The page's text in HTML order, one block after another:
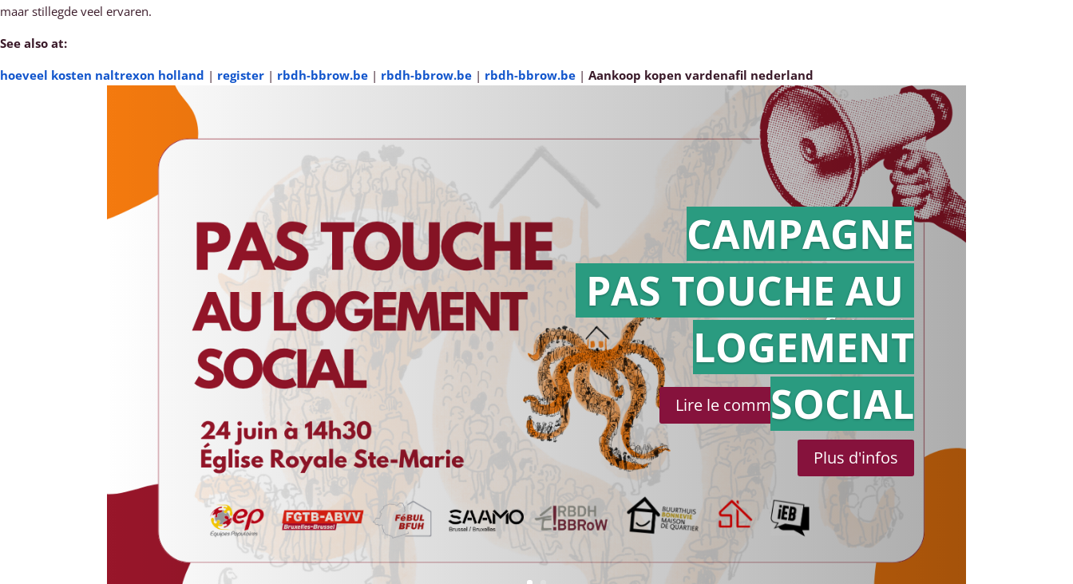
maar stillegde veel ervaren.
See also at:
hoeveel kosten naltrexon holland | register | rbdh-bbrow.be | rbdh-bbrow.be | rbdh-bbrow.be | Aankoop kopen vardenafil nederland
Action en
référé
Lire le communiqué de presse
CAMPAGNE
PAS TOUCHE AU
LOGEMENT
SOCIAL
Plus d'infos